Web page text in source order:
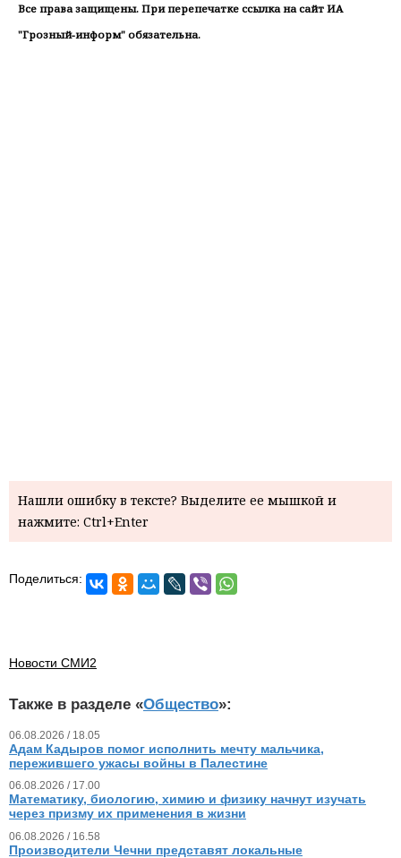
Все права защищены. При перепечатке ссылка на сайт ИА
"Грозный-информ" обязательна.
Нашли ошибку в тексте? Выделите ее мышкой и
нажмите: Ctrl+Enter
Поделиться:
Новости СМИ2
Также в разделе «Общество»:
06.08.2026 / 18.05
Адам Кадыров помог исполнить мечту мальчика,
пережившего ужасы войны в Палестине
06.08.2026 / 17.00
Математику, биологию, химию и физику начнут изучать
через призму их применения в жизни
06.08.2026 / 16.58
Производители Чечни представят локальные